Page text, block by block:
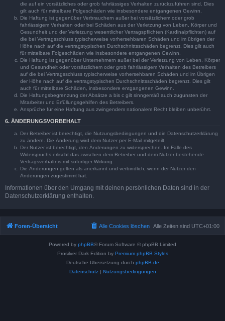
die auf ein vorsätzliches oder grob fahrlässiges Verhalten zurückzuführen sind. Dies
gilt auch für mittelbare Folgeschäden wie insbesondere entgangenen Gewinn.
Die Haftung ist gegenüber Verbrauchern außer bei vorsätzlichem oder grob
fahrlässigem Verhalten oder bei Schäden aus der Verletzung von Leben, Körper und
Gesundheit und der Verletzung wesentlicher Vertragspflichten (Kardinalpflichten) auf
die bei Vertragsschluss typischerweise vorhersehbaren Schäden und im übrigen der
Höhe nach auf die vertragstypischen Durchschnittsschäden begrenzt. Dies gilt auch
für mittelbare Folgeschäden wie insbesondere entgangenen Gewinn.
Die Haftung ist gegenüber Unternehmern außer bei der Verletzung von Leben, Körper
und Gesundheit oder vorsätzlichem oder grob fahrlässigem Verhalten des Betreibers
auf die bei Vertragsschluss typischerweise vorhersehbaren Schäden und im Übrigen
der Höhe nach auf die vertragstypischen Durchschnittsschäden begrenzt. Dies gilt
auch für mittelbare Schäden, insbesondere entgangenen Gewinn.
Die Haftungsbegrenzung der Absätze a bis c gilt sinngemäß auch zugunsten der
Mitarbeiter und Erfüllungsgehilfen des Betreibers.
Ansprüche für eine Haftung aus zwingendem nationalem Recht bleiben unberührt.
6. ÄNDERUNGSVORBEHALT
Der Betreiber ist berechtigt, die Nutzungsbedingungen und die Datenschutzerklärung
zu ändern. Die Änderung wird dem Nutzer per E-Mail mitgeteilt.
Der Nutzer ist berechtigt, den Änderungen zu widersprechen. Im Falle des
Widerspruchs erlischt das zwischen dem Betreiber und dem Nutzer bestehende
Vertragsverhältnis mit sofortiger Wirkung.
Die Änderungen gelten als anerkannt und verbindlich, wenn der Nutzer den
Änderungen zugestimmt hat.
Informationen über den Umgang mit deinen persönlichen Daten sind in der
Datenschutzerklärung enthalten.
Foren-Übersicht Alle Zeiten sind UTC+01:00
Alle Cookies löschen
Powered by phpBB® Forum Software © phpBB Limited
Prosilver Dark Edition by Premium phpBB Styles
Deutsche Übersetzung durch phpBB.de
Datenschutz| Nutzungsbedingungen